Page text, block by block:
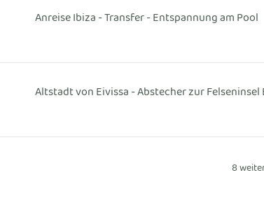
Anreise Ibiza - Transfer - Entspannung am Pool
Altstadt von Eivissa - Abstecher zur Felseninsel
8